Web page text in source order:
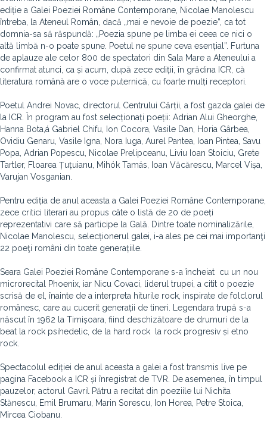
ediție a Galei Poeziei Române Contemporane, Nicolae Manolescu
întreba, la Ateneul Român, dacă „mai e nevoie de poezie”, ca tot
domnia-sa să răspundă: „Poezia spune pe limba ei ceea ce nici o
altă limbă n-o poate spune. Poetul ne spune ceva esențial”. Furtuna
de aplauze ale celor 800 de spectatori din Sala Mare a Ateneului a
confirmat atunci, ca și acum, după zece ediții, în grădina ICR, că
literatura română are o voce puternică, cu foarte mulți receptori.
Poetul Andrei Novac, directorul Centrului Cărții, a fost gazda galei de
la ICR. În program au fost selecționați poeții: Adrian Alui Gheorghe,
Hanna Bota,á Gabriel Chifu, Ion Cocora, Vasile Dan, Horia Gârbea,
Ovidiu Genaru, Vasile Igna, Nora Iuga, Aurel Pantea, Ioan Pintea, Savu
Popa, Adrian Popescu, Nicolae Prelipceanu, Liviu Ioan Stoiciu, Grete
Tartler, Floarea Țuțuianu, Mihók Tamás, Ioan Văcărescu, Marcel Vișa,
Varujan Vosganian.
Pentru ediția de anul aceasta a Galei Poeziei Române Contemporane,
zece critici literari au propus câte o listă de 20 de poeți
reprezentativi care să participe la Gală. Dintre toate nominalizările,
Nicolae Manolescu, selecționerul galei, i-a ales pe cei mai importanţi
22 poeţi români din toate generațiile.
Seara Galei Poeziei Române Contemporane s-a încheiat cu un nou
microrecital Phoenix, iar Nicu Covaci, liderul trupei, a citit o poezie
scrisă de el, înainte de a interpreta hiturile rock, inspirate de folclorul
românesc, care au cucerit generații de tineri. Legendara trupă s-a
născut în 1962 la Timișoara, fiind deschizătoare de drumuri de la
beat la rock psihedelic, de la hard rock la rock progresiv și etno
rock.
Spectacolul ediției de anul aceasta a galei a fost transmis live pe
pagina Facebook a ICR și înregistrat de TVR. De asemenea, în timpul
pauzelor, actorul Gavril Pătru a recitat din poeziile lui Nichita
Stănescu, Emil Brumaru, Marin Sorescu, Ion Horea, Petre Stoica,
Mircea Ciobanu.